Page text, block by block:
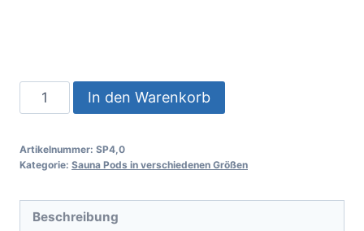
In den Warenkorb
Artikelnummer: SP4,0
Kategorie: Sauna Pods in verschiedenen Größen
Beschreibung